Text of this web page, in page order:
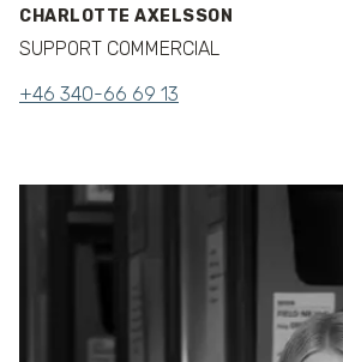
CHARLOTTE AXELSSON
SUPPORT COMMERCIAL
+46 340-66 69 13